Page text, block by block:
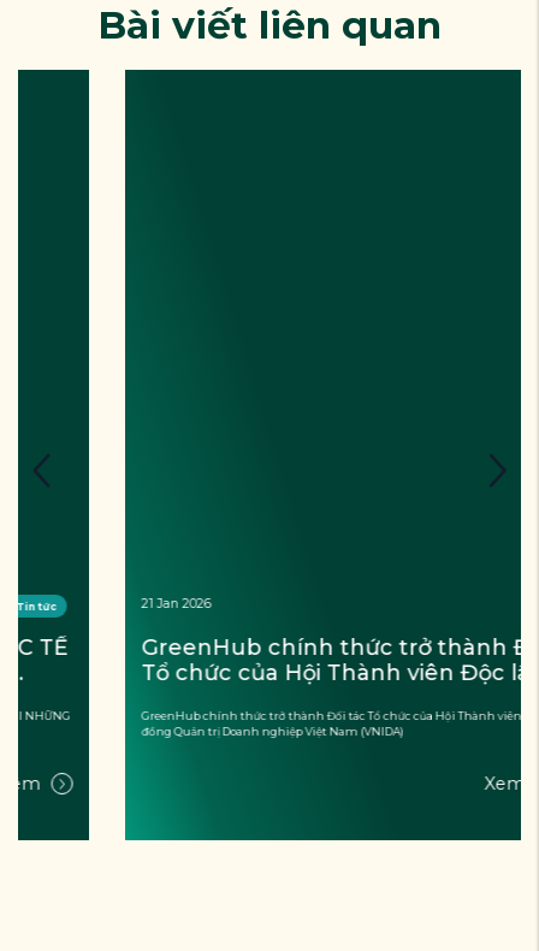
Bài viết liên quan
21 Jan 2026
GreenHub chính thức trở thành Đối tác
Tổ chức của Hội Thành viên Độc lập Hội
(VNIDA)
GreenHub chính thức trở thành Đối tác Tổ chức của Hội Thành viên Độc lập Hội
đồng Quản trị Doanh nghiệp Việt Nam (VNIDA)